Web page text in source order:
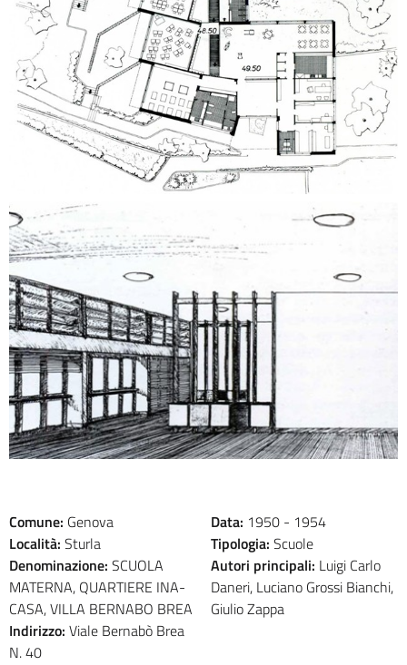
Comune: Genova
Località: Sturla
Denominazione: SCUOLA
MATERNA, QUARTIERE INA-
CASA, VILLA BERNABO BREA
Indirizzo: Viale Bernabò Brea
N. 40
Data: 1950 - 1954
Tipologia: Scuole
Autori principali:
Daneri, Luciano Grossi Bianchi,
Giulio Zappa